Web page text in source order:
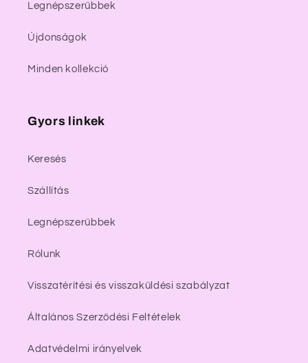
Legnépszerűbbek
Újdonságok
Minden kollekció
Gyors linkek
Keresés
Szállítás
Legnépszerűbbek
Rólunk
Visszatérítési és visszaküldési szabályzat
Általános Szerződési Feltételek
Adatvédelmi irányelvek